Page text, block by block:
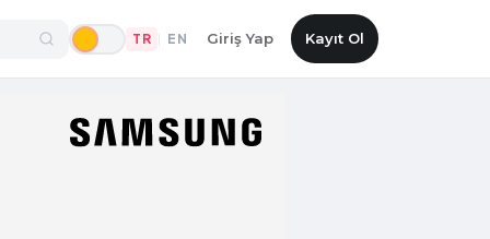
TR EN Giriş Yap Kayıt Ol